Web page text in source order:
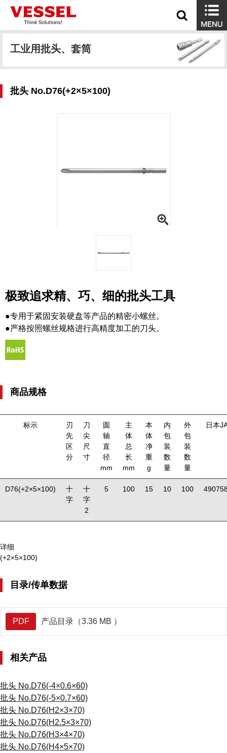
工业用批头、套筒
批头 No.D76(+2×5×100)
极致追求精、巧、细的批头工具
●专用于紧固安装硬盘等产品的精密小螺丝。
●严格按照螺丝规格进行高精度加工的刀头。
商品规格
标示
刃
先
区
分
刀
尖
尺
寸
圆
轴
直
径
mm
主
体
总
长
mm
本
体
净
重
g
内
包
装
数
量
外
包
装
数
量
日本
D76(+2×5×100)
十
字
十
字
2
5 100 15 10 100
详细
(+2×5×100)
目录/传单数据
PDF 产品目录（3.36 MB ）
相关产品
批头 No.D76(-4×0.6×60)
批头 No.D76(-5×0.7×60)
批头 No.D76(H2×3×70)
批头 No.D76(H2.5×3×70)
批头 No.D76(H3×4×70)
批头 No.D76(H4×5×70)